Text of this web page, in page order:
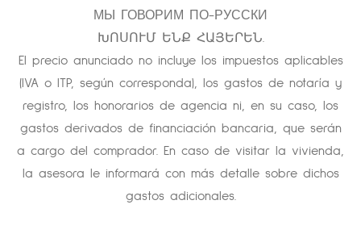
МЫ ГОВОРИМ ПО-РУССКИ
ԽՈՍՈՒՄ ԵՆՔ ՀԱՅԵՐԵՆ.
El precio anunciado no incluye los impuestos aplicables
(IVA o ITP, según corresponda), los gastos de notaría y
registro, los honorarios de agencia ni, en su caso, los
gastos derivados de financiación bancaria, que serán
a cargo del comprador. En caso de visitar la vivienda,
la asesora le informará con más detalle sobre dichos
gastos adicionales.